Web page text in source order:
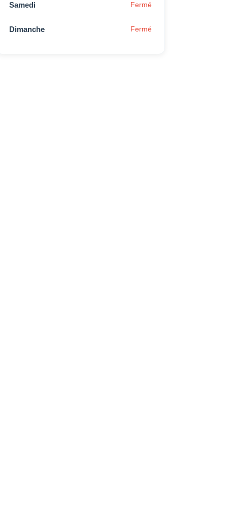
Samedi Fermé
Dimanche Fermé